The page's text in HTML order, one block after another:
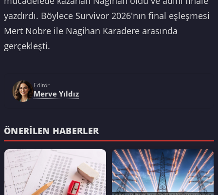
yazdırdı. Böylece Survivor 2026'nın final eşleşmesi
Mert Nobre ile Nagihan Karadere arasında
gerçekleşti.
Editör
Merve Yıldız
ÖNERILEN HABERLER